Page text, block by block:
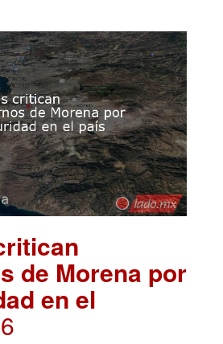
de Morena por
en el